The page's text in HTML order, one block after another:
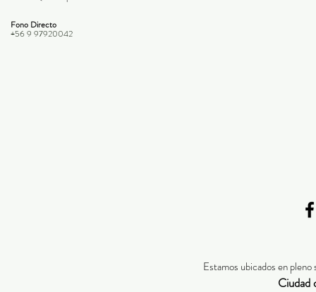
Fono Directo
+56 9 97920042
Estamos ubicados en
Ciudad